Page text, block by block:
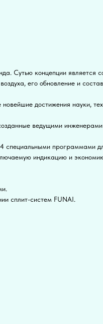
Сутью концепции является
его обновление и
достижения науки,
ведущими
специальными программами
индикацию и
сплит-систем FUNAI.